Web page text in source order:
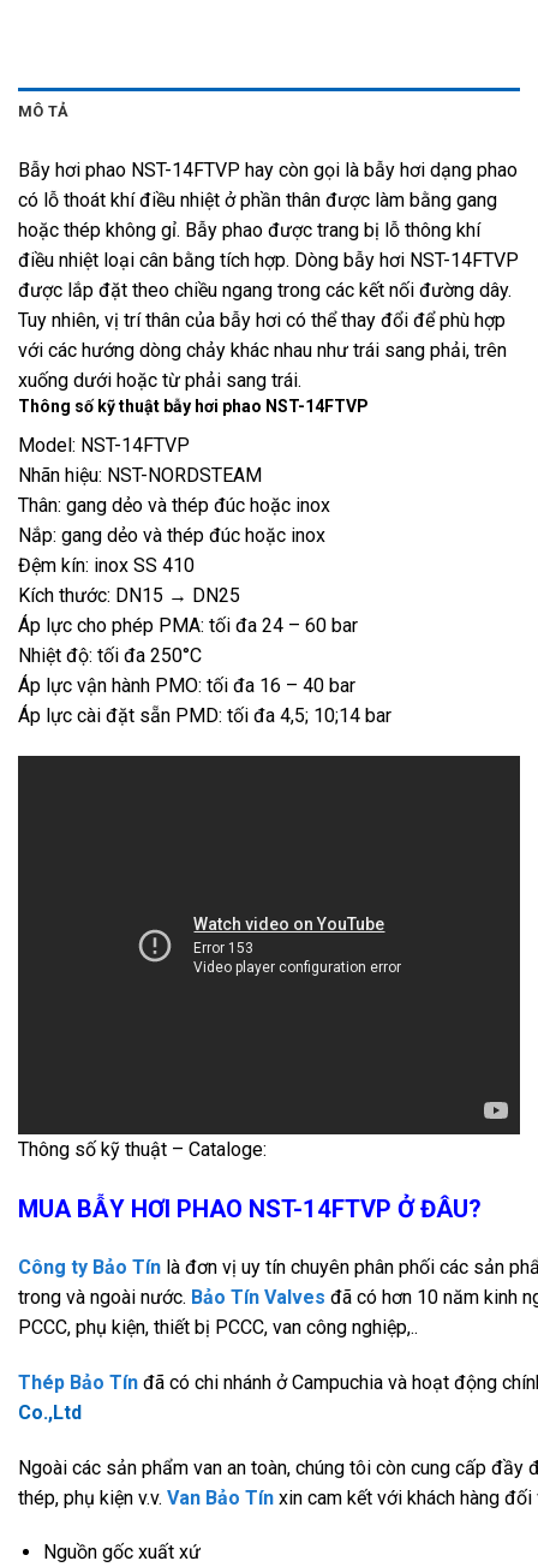
MÔ TẢ
Bẫy hơi phao NST-14FTVP hay còn gọi là bẫy hơi dạng phao
có lỗ thoát khí điều nhiệt ở phần thân được làm bằng gang
hoặc thép không gỉ. Bẫy phao được trang bị lỗ thông khí
điều nhiệt loại cân bằng tích hợp. Dòng bẫy hơi NST-14FTVP
được lắp đặt theo chiều ngang trong các kết nối đường dây.
Tuy nhiên, vị trí thân của bẫy hơi có thể thay đổi để phù hợp
với các hướng dòng chảy khác nhau như trái sang phải, trên
xuống dưới hoặc từ phải sang trái.
Thông số kỹ thuật bẫy hơi phao NST-14FTVP
Model: NST-14FTVP
Nhãn hiệu: NST-NORDSTEAM
Thân: gang dẻo và thép đúc hoặc inox
Nắp: gang dẻo và thép đúc hoặc inox
Đệm kín: inox SS 410
Kích thước: DN15 → DN25
Áp lực cho phép PMA: tối đa 24 – 60 bar
Nhiệt độ: tối đa 250°C
Áp lực vận hành PMO: tối đa 16 – 40 bar
Áp lực cài đặt sẵn PMD: tối đa 4,5; 10;14 bar
Thông số kỹ thuật – Cataloge:
MUA BẪY HƠI PHAO NST-14FTVP Ở ĐÂU?
Công ty Bảo Tín là đơn vị uy tín chuyên phân phối các sản
trong và ngoài nước. Bảo Tín Valves đã có hơn 10 năm kinh
PCCC, phụ kiện, thiết bị PCCC, van công nghiệp,..
Thép Bảo Tín đã có chi nhánh ở Campuchia và hoạt động
Co.,Ltd
Ngoài các sản phẩm van an toàn, chúng tôi còn cung cấp
thép, phụ kiện v.v. Van Bảo Tín xin cam kết với khách hàng
Nguồn gốc xuất xứ